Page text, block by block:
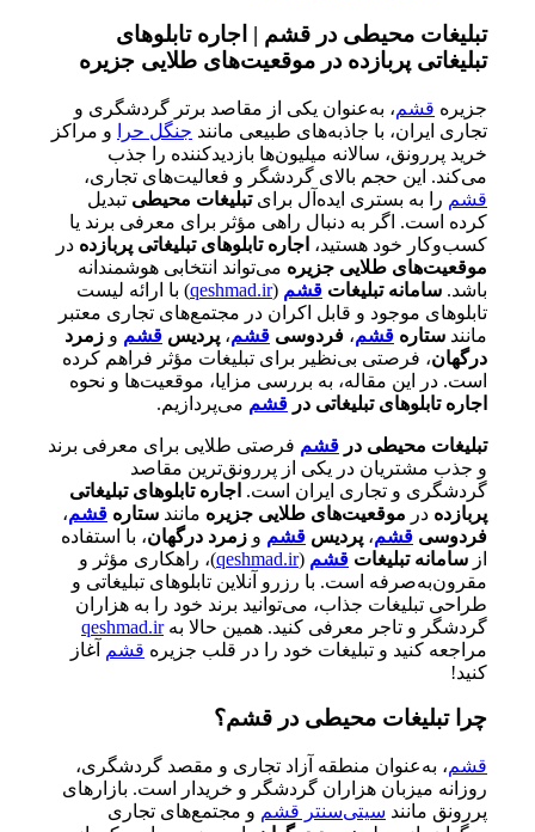
تبلیغات محیطی در قشم | اجاره تابلوهای
تبلیغاتی پربازده در موقعیت‌های طلایی جزیره
جزیره قشم، به‌عنوان یکی از مقاصد برتر گردشگری و
تجاری ایران، با جاذبه‌های طبیعی مانند جنگل حرا
و مراکز
خرید پررونق، سالانه میلیون‌ها بازدیدکننده را جذب
می‌کند. این حجم بالای گردشگر و فعالیت‌های تجاری،
قشم را به بستری ایده‌آل برایتبلیغات محیطی تبدیل
کرده است. اگر به دنبال راهی مؤثر برای معرفی برند یا
کسب‌وکار خود هستید، اجاره تابلوهای تبلیغاتی پربازده در
موقعیت‌های طلایی جزیره می‌تواند انتخابی هوشمندانه
باشد. سامانه تبلیغات قشم (
qeshmad.ir) با ارائه لیست
تابلوهای موجود و قابل اکران در مجتمع‌های تجاری معتبر
مانند ستاره قشم، فردوسی قشم، پردیس قشم و زمرد
درگهان، فرصتی بی‌نظیر برای تبلیغات مؤثر فراهم کرده
است. در این مقاله، به بررسی مزایا، موقعیت‌ها و نحوه
اجاره تابلوهای تبلیغاتی در قشم می‌پردازیم.
تبلیغات محیطی در قشم فرصتی طلایی برای معرفی برند
و جذب مشتریان در یکی از پررونق‌ترین مقاصد
گردشگری و تجاری ایران است. اجاره تابلوهای تبلیغاتی
پربازده در موقعیت‌های طلایی جزیره مانند ستاره قشم،
فردوسی قشم، پردیس قشم و زمرد درگهان، با استفاده
از سامانه تبلیغات قشم (
qeshmad.ir)، راهکاری مؤثر و
مقرون‌به‌صرفه است. با رزرو آنلاین تابلوهای تبلیغاتی و
طراحی تبلیغات جذاب، می‌توانید برند خود را به هزاران
گردشگر و تاجر معرفی کنید. همین حالا بهqeshmad.ir
مراجعه کنید و تبلیغات خود را در قلب جزیره قشم آغاز
کنید!
چرا تبلیغات محیطی در قشم؟
قشم، به‌عنوان منطقه آزاد تجاری و مقصد گردشگری،
روزانه میزبان هزاران گردشگر و خریدار است. بازارهای
پررونق مانند سیتی‌سنتر قشم و مجتمع‌های تجاری